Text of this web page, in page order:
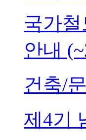
국가
안내
건축/
제4기